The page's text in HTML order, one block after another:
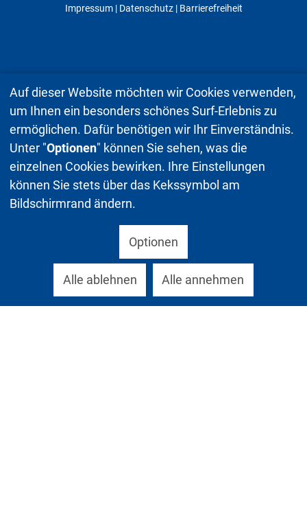
Impressum| Datenschutz| Barrierefreiheit
Auf dieser Website möchten wir Cookies verwenden,
um Ihnen ein besonders schönes Surf-Erlebnis zu
ermöglichen. Dafür benötigen wir Ihr Einverständnis.
Unter "Optionen" können Sie sehen, was die
einzelnen Cookies bewirken. Ihre Einstellungen
können Sie stets über das Kekssymbol am
Bildschirmrand ändern.
Optionen
Alle ablehnen Alle annehmen